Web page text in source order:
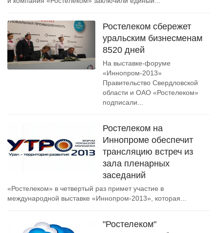
Ростелеком сбережет
уральским бизнесменам
8520 дней
На выставке-форуме
«Иннопром-2013»
Правительство Свердловской
области и ОАО «Ростелеком»
подписали...
Ростелеком на
Иннопроме обеспечит
трансляцию встреч из
зала пленарных
заседаний
«Ростелеком» в четвертый раз примет участие в
международной выставке «Иннопром-2013», которая...
"Ростелеком"